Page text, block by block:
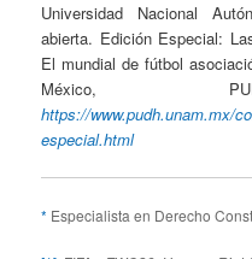
Universidad Nacional
abierta. Edición Especial:
El mundial de fútbol
México,
https://www.pudh.unam.mx/
especial.html
* Especialista en Derecho